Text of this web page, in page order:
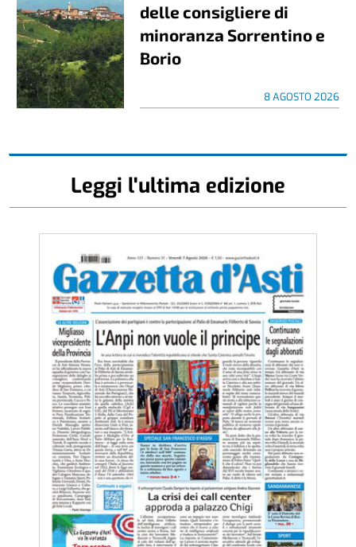
delle consigliere di
minoranza Sorrentino e
Borio
8 AGOSTO 2026
Leggi l'ultima edizione